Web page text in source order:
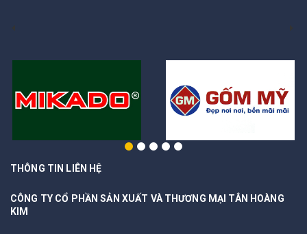
THÔNG TIN LIÊN HỆ
CÔNG TY CỔ PHẦN SẢN XUẤT VÀ THƯƠNG MẠI TÂN HOÀNG
KIM